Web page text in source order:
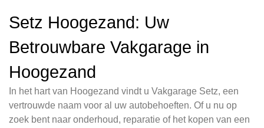
Setz Hoogezand: Uw
Betrouwbare Vakgarage in
Hoogezand
In het hart van Hoogezand vindt u Vakgarage Setz, een
vertrouwde naam voor al uw autobehoeften. Of u nu op
zoek bent naar onderhoud, reparatie of het kopen van een